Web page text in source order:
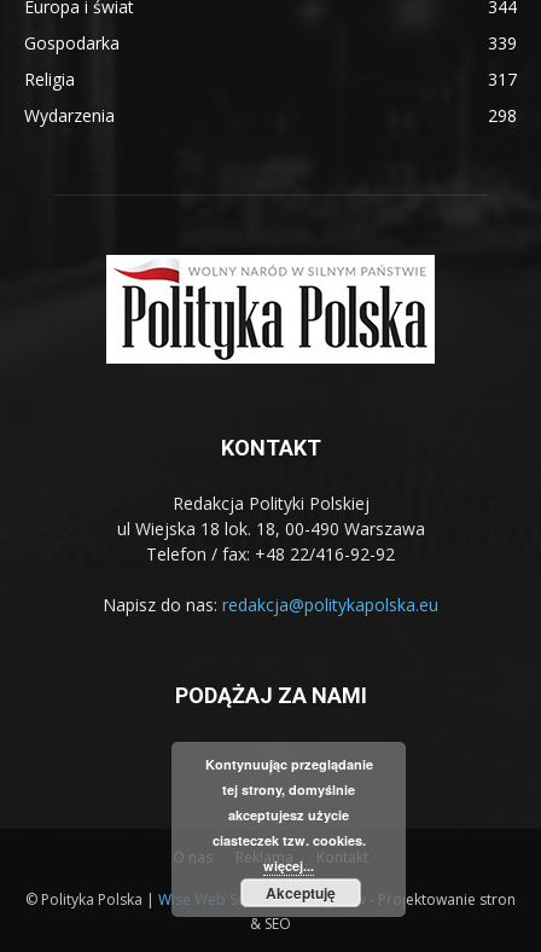
Europa i świat
344
Gospodarka
339
Religia
317
Wydarzenia
298
KONTAKT
Redakcja Polityki Polskiej
ul Wiejska 18 lok. 18, 00-490 Warszawa
Telefon / fax: +48 22/416-92-92
Napisz do nas: redakcja@politykapolska.eu
PODĄŻAJ ZA NAMI
O nas Reklama Kontakt
© Polityka Polska | Wise Web Solution Krasnystaw - Projektowanie stron
& SEO
Kontynuując przeglądanie
tej strony, domyślnie
akceptujesz użycie
ciasteczek tzw. cookies.
więcej...
Akceptuję